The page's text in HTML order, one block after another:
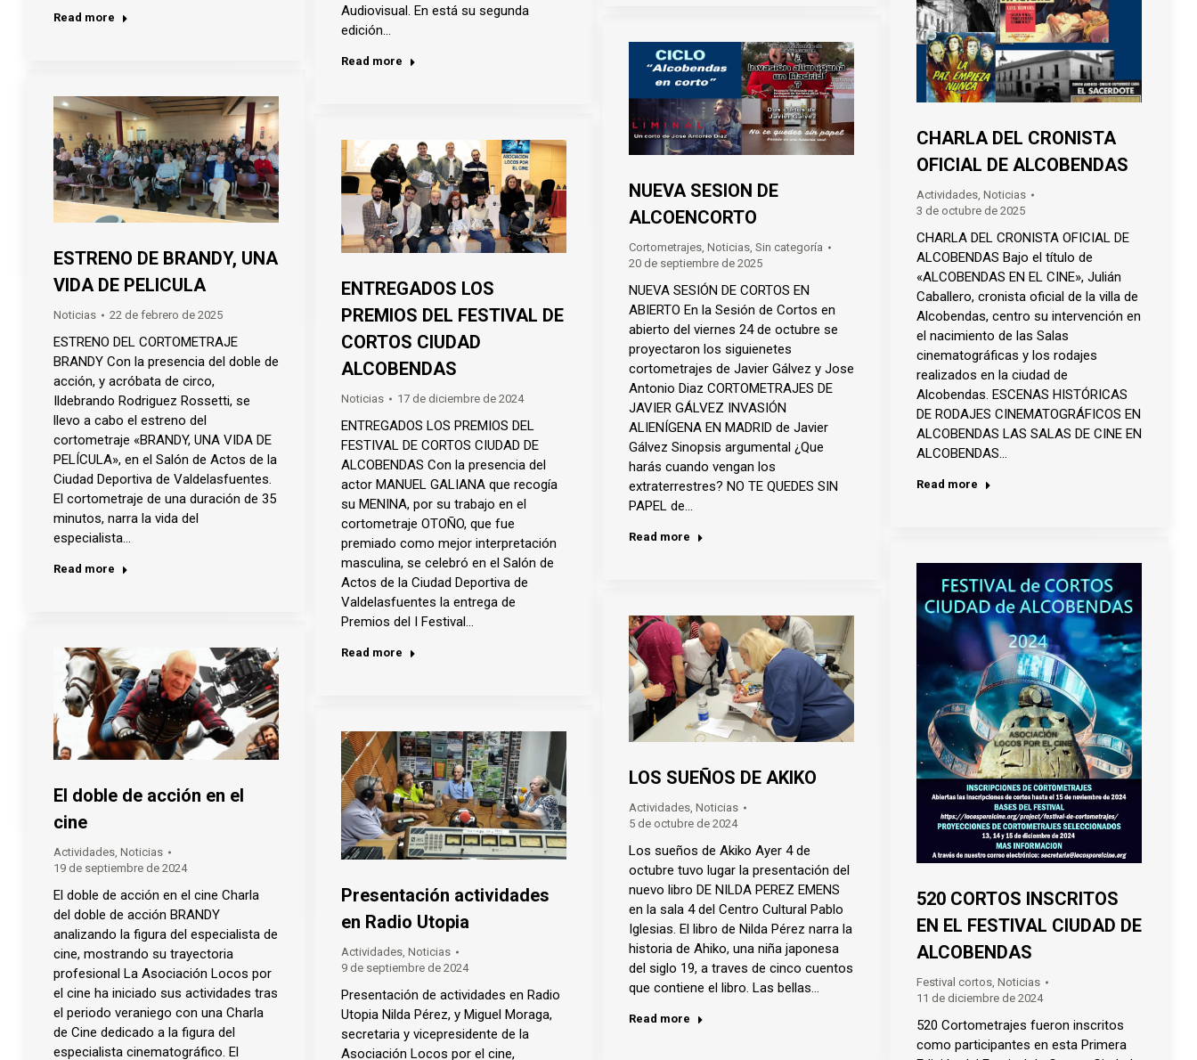
Audiovisual. En está su segunda
edición…
Read more
Read more
CHARLA DEL CRONISTA
OFICIAL DE ALCOBENDAS
Actividades, Noticias
3 de octubre de 2025
CHARLA DEL CRONISTA OFICIAL DE
ALCOBENDAS Bajo el título de
«ALCOBENDAS EN EL CINE», Julián
Caballero, cronista oficial de la villa de
Alcobendas, centro su intervención en
el nacimiento de las Salas
cinematográficas y los rodajes
realizados en la ciudad de
Alcobendas. ESCENAS HISTÓRICAS
DE RODAJES CINEMATOGRÁFICOS EN
ALCOBENDAS LAS SALAS DE CINE EN
ALCOBENDAS…
Read more
NUEVA SESION DE
ALCOENCORTO
Cortometrajes Noticias Sin categoría
20 de septiembre de 2025
NUEVA SESIÓN DE CORTOS EN
ABIERTO En la Sesión de Cortos en
abierto del viernes 24 de octubre se
proyectaron los siguienetes
cortometrajes de Javier Gálvez y Jose
Antonio Diaz CORTOMETRAJES DE
JAVIER GÁLVEZ INVASIÓN
ALIENÍGENA EN MADRID de Javier
Gálvez Sinopsis argumental ¿Que
harás cuando vengan los
extraterrestres? NO TE QUEDES SIN
PAPEL de…
Read more
ESTRENO DE BRANDY, UNA
VIDA DE PELICULA
Noticias 22 de febrero de 2025
ESTRENO DEL CORTOMETRAJE
BRANDY Con la presencia del doble de
acción, y acróbata de circo,
Ildebrando Rodriguez Rossetti, se
llevo a cabo el estreno del
cortometraje «BRANDY, UNA VIDA DE
PELÍCULA», en el Salón de Actos de la
Ciudad Deportiva de Valdelasfuentes.
El cortometraje de una duración de 35
minutos, narra la vida del
especialista…
Read more
ENTREGADOS LOS
PREMIOS DEL FESTIVAL DE
CORTOS CIUDAD
ALCOBENDAS
Noticias 17 de diciembre de 2024
ENTREGADOS LOS PREMIOS DEL
FESTIVAL DE CORTOS CIUDAD DE
ALCOBENDAS Con la presencia del
actor MANUEL GALIANA que recogía
su MENINA, por su trabajo en el
cortometraje OTOÑO, que fue
premiado como mejor interpretación
masculina, se celebró en el Salón de
Actos de la Ciudad Deportiva de
Valdelasfuentes la entrega de
Premios del I Festival…
Read more
520 CORTOS INSCRITOS
EN EL FESTIVAL CIUDAD DE
ALCOBENDAS
Festival cortos, Noticias
11 de diciembre de 2024
520 Cortometrajes fueron inscritos
como participantes en esta Primera
LOS SUEÑOS DE AKIKO
Actividades, Noticias
5 de octubre de 2024
Los sueños de Akiko Ayer 4 de
octubre tuvo lugar la presentación del
nuevo libro DE NILDA PEREZ EMENS
en la sala 4 del Centro Cultural Pablo
Iglesias. El libro de Nilda Pérez narra la
historia de Ahiko, una niña japonesa
del siglo 19, a traves de cinco cuentos
que contiene el libro. Las bellas…
Read more
El doble de acción en el
cine
Actividades, Noticias
19 de septiembre de 2024
El doble de acción en el cine Charla
del doble de acción BRANDY
analizando la figura del especialista de
cine, mostrando su trayectoria
profesional La Asociación Locos por
el cine ha iniciado sus actividades tras
el periodo veraniego con una Charla
de Cine dedicado a la figura del
especialista cinematográfico. El
Presentación actividades
en Radio Utopia
Actividades Noticias
9 de septiembre de 2024
Presentación de actividades en Radio
Utopia Nilda Pérez, y Miguel Moraga,
secretaria y vicepresidente de la
Asociación Locos por el cine,